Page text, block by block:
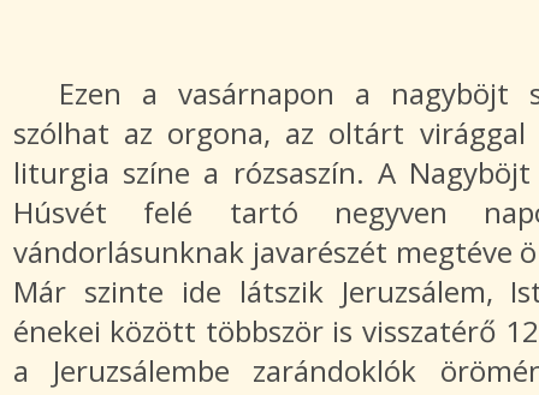
Ezen a vasárnapon a nagyböjt
szólhat az orgona, az oltárt
liturgia színe a rózsaszín. A
Húsvét felé tartó negyven
vándorlásunknak javarészét megtéve
Már szinte ide látszik Jeruzsálem,
énekei között többször is visszatérő
a Jeruzsálembe zarándoklók